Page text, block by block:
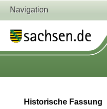
Navigation
Historische Fassung